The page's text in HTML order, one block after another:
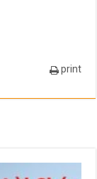
print